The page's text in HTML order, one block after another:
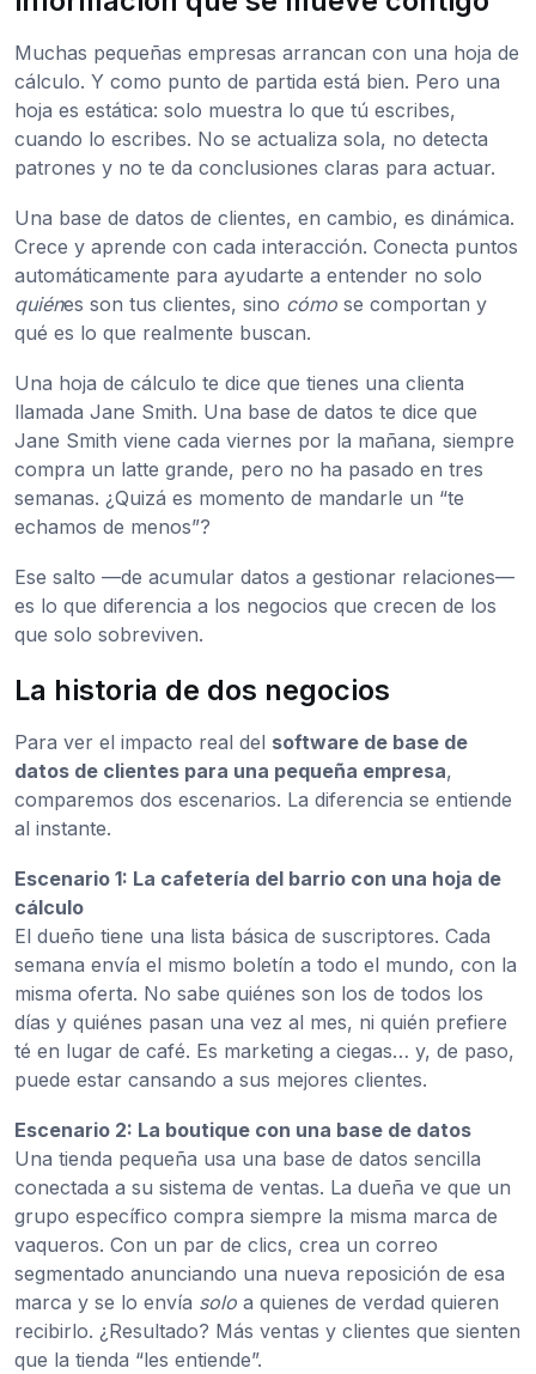
Muchas pequeñas empresas arrancan con una hoja de
cálculo. Y como punto de partida está bien. Pero una
hoja es estática: solo muestra lo que tú escribes,
cuando lo escribes. No se actualiza sola, no detecta
patrones y no te da conclusiones claras para actuar.
Una base de datos de clientes, en cambio, es dinámica.
Crece y aprende con cada interacción. Conecta puntos
automáticamente para ayudarte a entender no solo
quiénes son tus clientes, sino cómo se comportan y
qué es lo que realmente buscan.
Una hoja de cálculo te dice que tienes una clienta
llamada Jane Smith. Una base de datos te dice que
Jane Smith viene cada viernes por la mañana, siempre
compra un latte grande, pero no ha pasado en tres
semanas. ¿Quizá es momento de mandarle un “te
echamos de menos”?
Ese salto —de acumular datos a gestionar relaciones—
es lo que diferencia a los negocios que crecen de los
que solo sobreviven.
La historia de dos negocios
Para ver el impacto real del software de base de
datos de clientes para una pequeña empresa,
comparemos dos escenarios. La diferencia se entiende
al instante.
Escenario 1: La cafetería del barrio con una hoja de
cálculo
El dueño tiene una lista básica de suscriptores. Cada
semana envía el mismo boletín a todo el mundo, con la
misma oferta. No sabe quiénes son los de todos los
días y quiénes pasan una vez al mes, ni quién prefiere
té en lugar de café. Es marketing a ciegas… y, de paso,
puede estar cansando a sus mejores clientes.
Escenario 2: La boutique con una base de datos
Una tienda pequeña usa una base de datos sencilla
conectada a su sistema de ventas. La dueña ve que un
grupo específico compra siempre la misma marca de
vaqueros. Con un par de clics, crea un correo
segmentado anunciando una nueva reposición de esa
marca y se lo envía solo a quienes de verdad quieren
recibirlo. ¿Resultado? Más ventas y clientes que sienten
que la tienda “les entiende”.